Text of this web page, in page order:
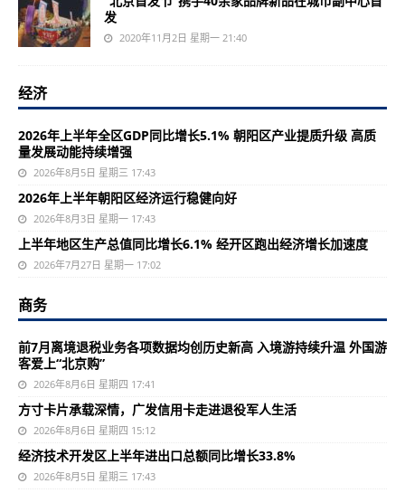
发
2020年11月2日 星期一 21:40
经济
2026年上半年全区GDP同比增长5.1% 朝阳区产业提质升级 高质
量发展动能持续增强
2026年8月5日 星期三 17:43
2026年上半年朝阳区经济运行稳健向好
2026年8月3日 星期一 17:43
上半年地区生产总值同比增长6.1% 经开区跑出经济增长加速度
2026年7月27日 星期一 17:02
商务
前7月离境退税业务各项数据均创历史新高 入境游持续升温 外国游
客爱上“北京购”
2026年8月6日 星期四 17:41
方寸卡片承载深情，广发信用卡走进退役军人生活
2026年8月6日 星期四 15:12
经济技术开发区上半年进出口总额同比增长33.8%
2026年8月5日 星期三 17:43